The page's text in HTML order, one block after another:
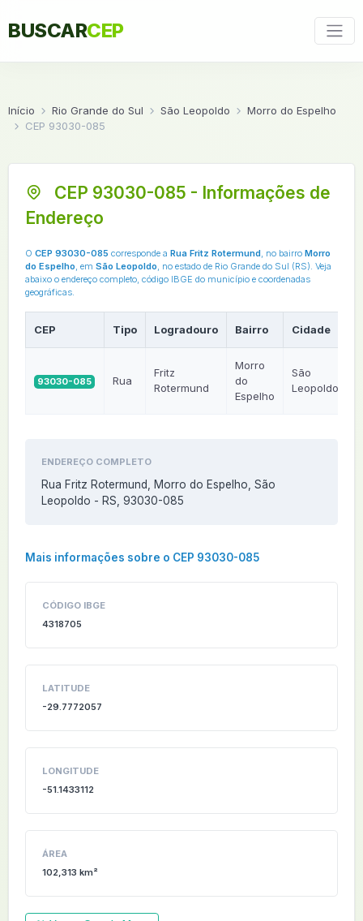
BUSCARCEP
Início Rio Grande do Sul São Leopoldo
Morro do Espelho
CEP 93030-085
CEP 93030-085 - Informações de
Endereço
O CEP 93030-085 corresponde a Rua Fritz Rotermund, no bairro Morro
do Espelho, em São Leopoldo, no estado de Rio Grande do Sul (RS). Veja
abaixo o endereço completo, código IBGE do município e coordenadas
geográficas.
CEP Tipo Logradouro Bairro Cidade
93030-085 Rua
Fritz
Rotermund
Morro
do
Espelho
São
Leopoldo
ENDEREÇO COMPLETO
Rua Fritz Rotermund, Morro do Espelho, São
Leopoldo - RS, 93030-085
Mais informações sobre o CEP 93030-085
CÓDIGO IBGE
4318705
LATITUDE
-29.7772057
LONGITUDE
-51.1433112
ÁREA
102,313 km²